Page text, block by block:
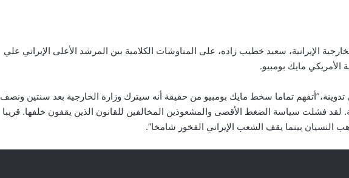
الإيرانية، سعيد خطيب زاده، على المناوشات الكلامية بين المرشد الأعلى الإيراني علي
الأمريكي مايك بومبيو.
تماما سخط مايك بومبيو من حقيقة أنه سيترك وزارة الخارجية بعد سنتين ونصف
لقد فشلت سياسة الضغط الأقصى والمشعوذين المخالفين للقانون الذين يقفون خلفها. قريبا
النسيان بينما يقف الشعب الإيراني الفخور شامخا”.